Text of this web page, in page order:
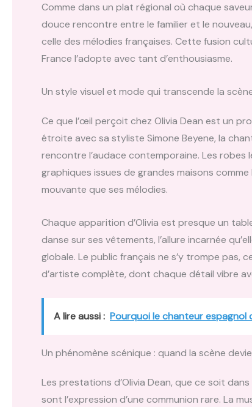
Comme dans un plat régional où chaque
douce rencontre entre le familier et le
celle des mélodies françaises. Cette fusion
France l’adopte avec tant d’enthousiasme.
Un style visuel et mode qui transcende la
Ce que l’œil perçoit chez Olivia Dean est un
étroite avec sa styliste Simone Beyene, la
rencontre l’audace contemporaine. Les
graphiques issues de grandes maisons
mouvante que ses mélodies.
Chaque apparition d’Olivia est presque un
danse sur ses vêtements, l’allure incarnée
globale. Le public français ne s’y trompe
d’artiste complète, dont chaque détail vibre
A lire aussi : Pourquoi le chanteur
Un phénomène scénique : quand la scène
Les prestations d’Olivia Dean, que ce soit
sont l’expression d’une communion rare. La